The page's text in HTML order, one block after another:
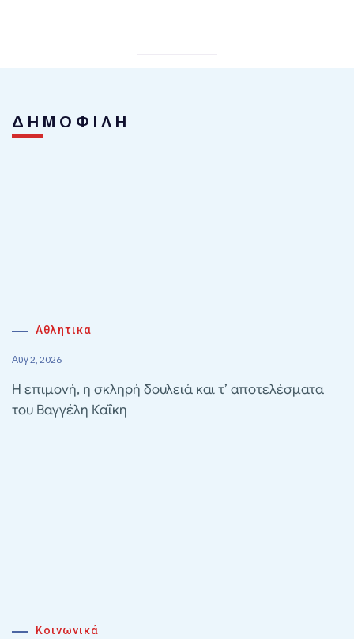
ΔΗΜΟΦΙΛΗ
Αθλητικα
Αυγ 2, 2026
Η επιμονή, η σκληρή δουλειά και τ’ αποτελέσματα
του Βαγγέλη Καΐκη
Κοινωνικά